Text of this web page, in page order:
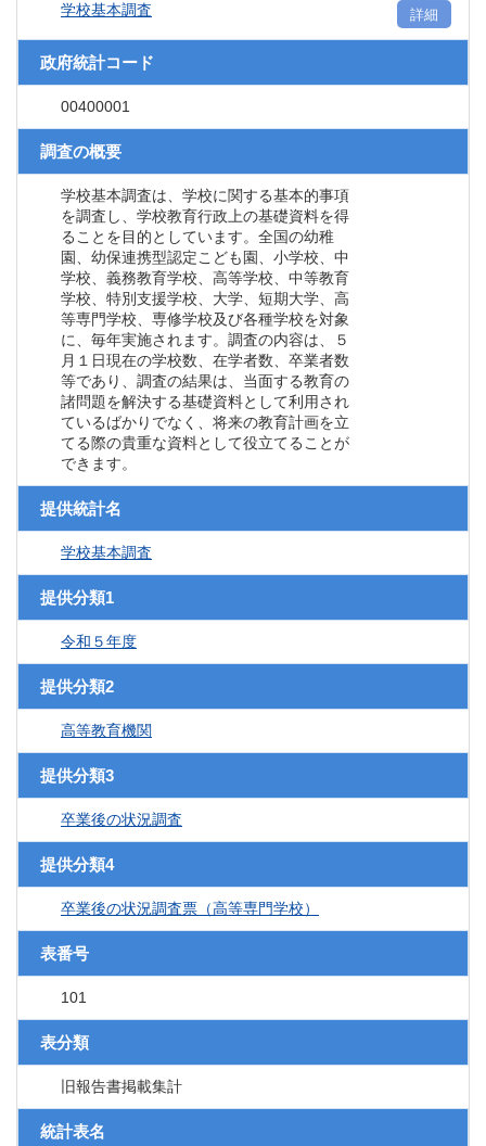
学校基本調査 詳細
政府統計コード
00400001
調査の概要
学校基本調査は、学校に関する基本的事項
を調査し、学校教育行政上の基礎資料を得
ることを目的としています。全国の幼稚
園、幼保連携型認定こども園、小学校、中
学校、義務教育学校、高等学校、中等教育
学校、特別支援学校、大学、短期大学、高
等専門学校、専修学校及び各種学校を対象
に、毎年実施されます。調査の内容は、５
月１日現在の学校数、在学者数、卒業者数
等であり、調査の結果は、当面する教育の
諸問題を解決する基礎資料として利用され
ているばかりでなく、将来の教育計画を立
てる際の貴重な資料として役立てることが
できます。
提供統計名
学校基本調査
提供分類1
令和５年度
提供分類2
高等教育機関
提供分類3
卒業後の状況調査
提供分類4
卒業後の状況調査票（高等専門学校）
表番号
101
表分類
旧報告書掲載集計
統計表名